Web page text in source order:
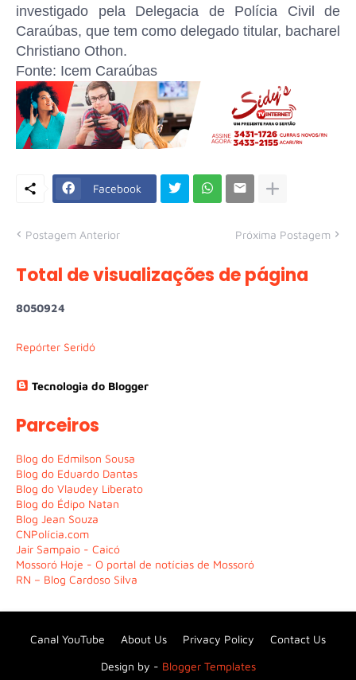
investigado pela Delegacia de Polícia Civil de
Caraúbas, que tem como delegado titular, bacharel
Christiano Othon.
Fonte: Icem Caraúbas
Facebook
Postagem Anterior Próxima Postagem
Total de visualizações de página
8050924
Repórter Seridó
Tecnologia do Blogger
Parceiros
Blog do Edmilson Sousa
Blog do Eduardo Dantas
Blog do Vlaudey Liberato
Blog do Édipo Natan
Blog Jean Souza
CNPolícia.com
Jair Sampaio - Caicó
Mossoró Hoje - O portal de notícias de Mossoró
RN – Blog Cardoso Silva
Design by - Blogger Templates
Canal YouTube About Us Privacy Policy Contact Us